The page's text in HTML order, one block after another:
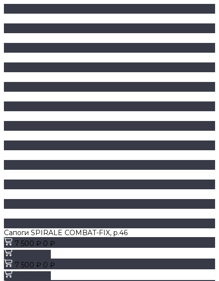
Сапоги SPIRALE COMBAT-FIX, р.46
7 500 ₽ 0 ₽
7 500 ₽ 0 ₽